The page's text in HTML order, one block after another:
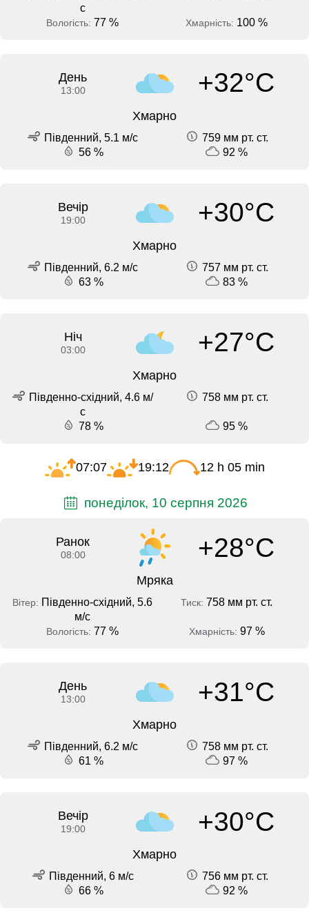
с
Вологість: 77 % Хмарність: 100 %
День
13:00 +32°C
Хмарно
Південний, 5.1 м/с
759 мм рт. ст.
56 %
92 %
Вечір
19:00 +30°C
Хмарно
Південний, 6.2 м/с
757 мм рт. ст.
63 %
83 %
Ніч
03:00 +27°C
Хмарно
Південно-східний, 4.6 м/
с
758 мм рт. ст.
78 % 95 %
07:07 19:12 12 h 05 min
понеділок, 10 серпня 2026
Ранок
08:00 +28°C
Мряка
Вітер: Південно-східний, 5.6
м/с
Тиск: 758 мм рт. ст.
Вологість: 77 % Хмарність: 97 %
День
13:00 +31°C
Хмарно
Південний, 6.2 м/с
758 мм рт. ст.
61 %
97 %
Вечір
19:00 +30°C
Хмарно
Південний, 6 м/с
756 мм рт. ст.
66 %
92 %